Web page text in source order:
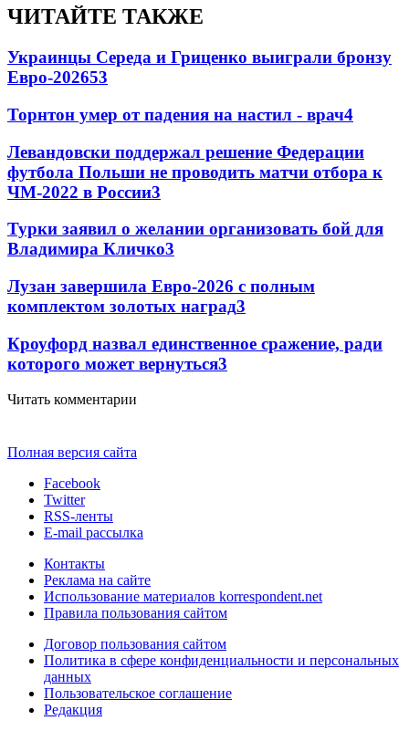
ЧИТАЙТЕ ТАКЖЕ
Украинцы Середа и Гриценко выиграли бронзу
Евро-202653
Торнтон умер от падения на настил - врач4
Левандовски поддержал решение Федерации
футбола Польши не проводить матчи отбора к
ЧМ-2022 в России3
Турки заявил о желании организовать бой для
Владимира Кличко3
Лузан завершила Евро-2026 с полным
комплектом золотых наград3
Кроуфорд назвал единственное сражение, ради
которого может вернуться3
Читать комментарии
Полная версия сайта
Facebook
Twitter
RSS-ленты
E-mail рассылка
Контакты
Реклама на сайте
Использование материалов korrespondent.net
Правила пользования сайтом
Договор пользования сайтом
Политика в сфере конфиденциальности и персональных
данных
Пользовательское соглашение
Редакция